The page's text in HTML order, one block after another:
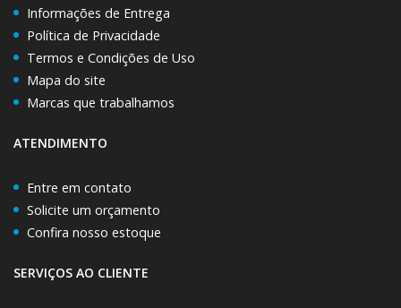
Informações de Entrega
Política de Privacidade
Termos e Condições de Uso
Mapa do site
Marcas que trabalhamos
ATENDIMENTO
Entre em contato
Solicite um orçamento
Confira nosso estoque
SERVIÇOS AO CLIENTE